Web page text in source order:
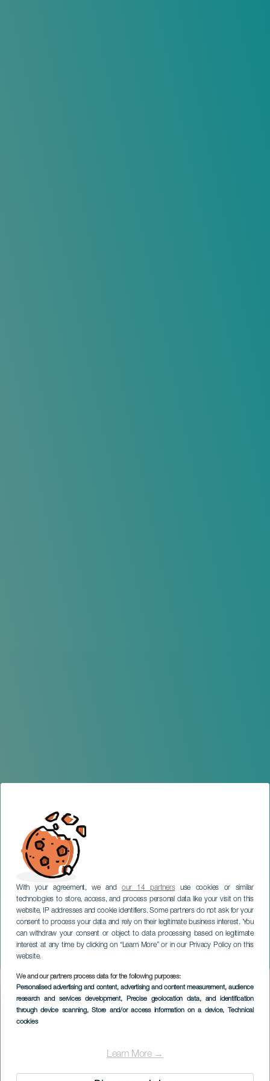
With your agreement, we andour 14 partnersuse cookies or similar
technologies to store, access, and process personal data like your visit on this
website, IP addresses and cookie identifiers. Some partners do not ask for your
consent to process your data and rely on their legitimate business interest. You
can withdraw your consent or object to data processing based on legitimate
interest at any time by clicking on “Learn More” or in our Privacy Policy on this
website.
We and our partners process data for the following purposes:
Personalised advertising and content, advertising and content measurement, audience
research and services development, Precise geolocation data, and identification
through device scanning, Store and/or access information on a device, Technical
cookies
Learn More →
Piratas IIustrados
GRAN CANARIA
Imagen
Listado